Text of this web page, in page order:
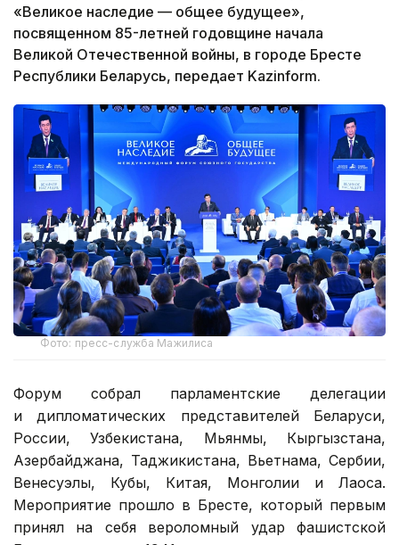
«Великое наследие — общее будущее»,
посвященном 85-летней годовщине начала
Великой Отечественной войны, в городе Бресте
Республики Беларусь, передает Kazinform.
Фото: пресс-служба Мажилиса
Форум собрал парламентские делегации
и дипломатических представителей Беларуси,
России, Узбекистана, Мьянмы, Кыргызстана,
Азербайджана, Таджикистана, Вьетнама, Сербии,
Венесуэлы, Кубы, Китая, Монголии и Лаоса.
Мероприятие прошло в Бресте, который первым
принял на себя вероломный удар фашистской